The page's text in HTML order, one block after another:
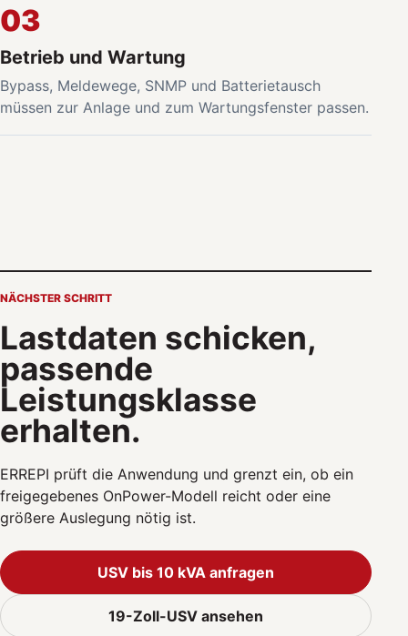
03
Betrieb und Wartung
Bypass, Meldewege, SNMP und Batterietausch
müssen zur Anlage und zum Wartungsfenster passen.
NÄCHSTER SCHRITT
Lastdaten schicken,
passende
Leistungsklasse
erhalten.
ERREPI prüft die Anwendung und grenzt ein, ob ein
freigegebenes OnPower-Modell reicht oder eine
größere Auslegung nötig ist.
USV bis 10 kVA anfragen
19-Zoll-USV ansehen